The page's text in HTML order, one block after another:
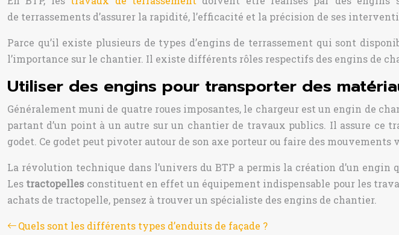
de terrassements d’assurer la rapidité, l’efficacité et la précision de ses
Parce qu’il existe plusieurs de types d’engins de terrassement qui sont
l’importance sur le chantier. Il existe différents rôles respectifs des engins de
Utiliser des engins pour transporter des
Généralement muni de quatre roues imposantes, le chargeur est un engin de
partant d’un point à un autre sur un chantier de travaux publics. Il assure ce
godet. Ce godet peut pivoter autour de son axe porteur ou faire des
La révolution technique dans l’univers du BTP a permis la création d’un engin
Les tractopelles constituent en effet un équipement indispensable pour les
achats de tractopelle, pensez à trouver un spécialiste des engins de chantier.
Quels sont les différents types d’enduits de façade ?